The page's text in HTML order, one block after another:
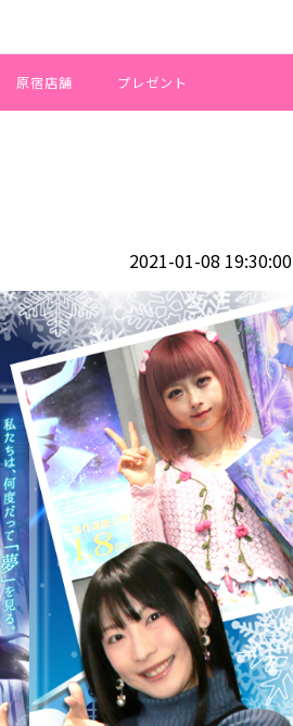
原宿店舗 プレゼント
2021-01-08 19:30:00